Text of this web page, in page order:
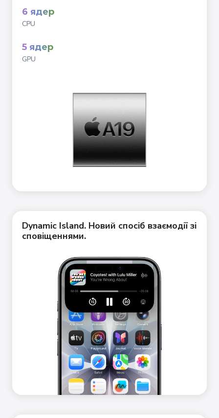
6 ядер
CPU
5 ядер
GPU
Dynamic Island. Новий спосіб взаємодії зі
сповіщеннями.